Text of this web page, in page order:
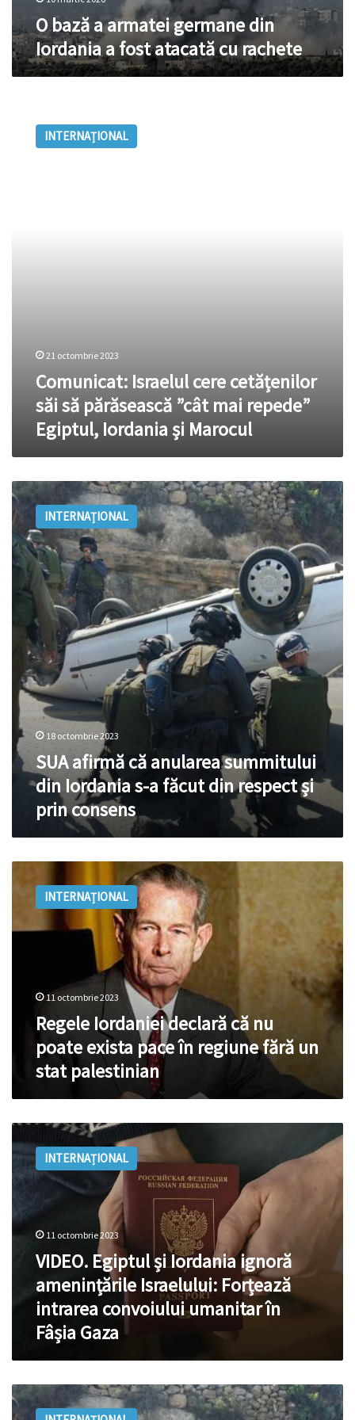
racheteO bază a armatei germane din
Iordania a fost atacată cu rachete
Israelul
INTERNAȚIONAL
21 octombrie 2023
Comunicat: Israelul cere cetățenilor
săi să părăsească ”cât mai repede”
Egiptul, Iordania și Marocul
SUA
afirmă
că
anularea
summitului
din
Iordania
făcut
din
respect
și
prin
consens
INTERNAȚIONAL
18 octombrie 2023
SUA afirmă că anularea summitului
din Iordania s-a făcut din respect și
prin consens
Regele
Iordaniei
declară
că
nu
regiune
palestinian
INTERNAȚIONAL
11 octombrie 2023
Regele Iordaniei declară că nu
poate exista pace în regiune fără un
stat palestinian
VIDEO.
Egiptul
și
Iordania
ignoră
amenințările
Israelului:
intrarea
convoiului
umanitar
Fâșia
INTERNAȚIONAL
11 octombrie 2023
VIDEO. Egiptul și Iordania ignoră
amenințările Israelului: Forțează
intrarea convoiului umanitar în
Fâșia Gaza
Iordania:
Proteste